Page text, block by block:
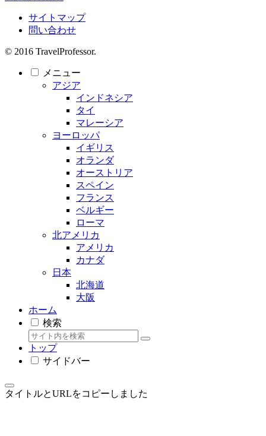
サイトマップ
問い合わせ
© 2016 TravelProfessor.
メニュー
アジア
インドネシア
タイ
マレーシア
ヨーロッパ
イギリス
オランダ
オーストリア
スペイン
フランス
ベルギー
ローマ
北アメリカ
アメリカ
カナダ
日本
北海道
大阪
ホーム
検索
トップ
サイドバー
タイトルとURLをコピーしました